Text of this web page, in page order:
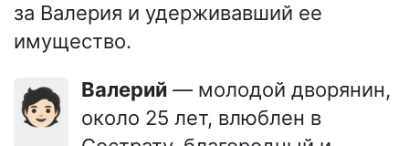
за Валерия и удерживавший ее
имущество.
🧑🏻 Валерий — молодой дворянин,
около 25 лет, влюблен в